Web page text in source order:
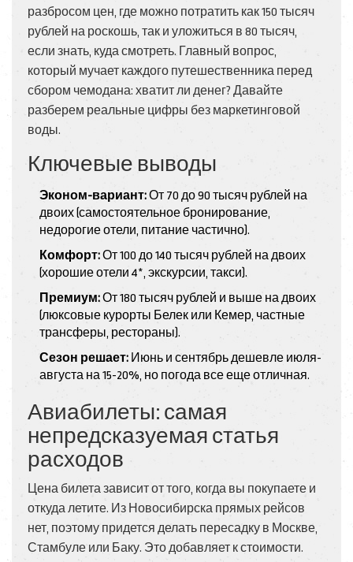
разбросом цен, где можно потратить как 150 тысяч
рублей на роскошь, так и уложиться в 80 тысяч,
если знать, куда смотреть. Главный вопрос,
который мучает каждого путешественника перед
сбором чемодана: хватит ли денег? Давайте
разберем реальные цифры без маркетинговой
воды.
Ключевые выводы
Эконом-вариант:От 70 до 90 тысяч рублей на
двоих (самостоятельное бронирование,
недорогие отели, питание частично).
Комфорт:От 100 до 140 тысяч рублей на двоих
(хорошие отели 4*, экскурсии, такси).
Премиум:От 180 тысяч рублей и выше на двоих
(люксовые курорты Белек или Кемер, частные
трансферы, рестораны).
Сезон решает: Июнь и сентябрь дешевле июля-
августа на 15-20%, но погода все еще отличная.
Авиабилеты: самая
непредсказуемая статья
расходов
Цена билета зависит от того, когда вы покупаете и
откуда летите. Из Новосибирска прямых рейсов
нет, поэтому придется делать пересадку в Москве,
Стамбуле или Баку. Это добавляет к стоимости.